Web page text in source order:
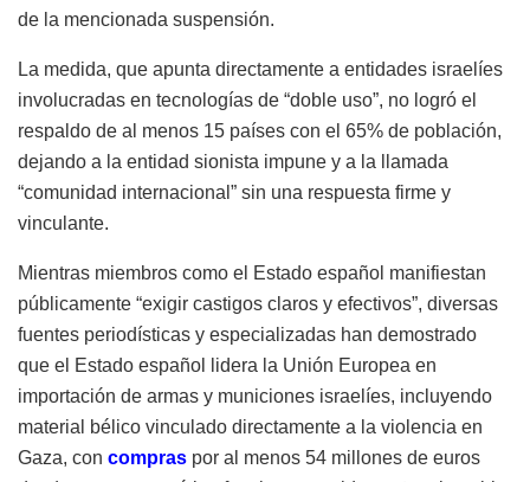
de la mencionada suspensión.
La medida, que apunta directamente a entidades israelíes
involucradas en tecnologías de “doble uso”, no logró el
respaldo de al menos 15 países con el 65% de población,
dejando a la entidad sionista impune y a la llamada
“comunidad internacional” sin una respuesta firme y
vinculante.
Mientras miembros como el Estado español manifiestan
públicamente “exigir castigos claros y efectivos”, diversas
fuentes periodísticas y especializadas han demostrado
que el Estado español lidera la Unión Europea en
importación de armas y municiones israelíes, incluyendo
material bélico vinculado directamente a la violencia en
Gaza, con compras por al menos 54 millones de euros